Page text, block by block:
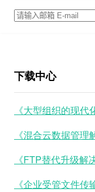
下载中心
《大型组织的现代
《混合云数据管理
《FTP替代升级解
《企业受管文件传